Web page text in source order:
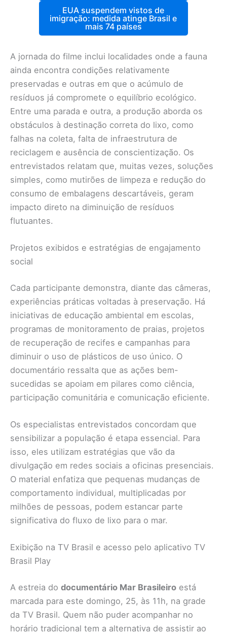
EUA suspendem vistos de
imigração: medida atinge Brasil e
mais 74 países
A jornada do filme inclui localidades onde a fauna
ainda encontra condições relativamente
preservadas e outras em que o acúmulo de
resíduos já compromete o equilíbrio ecológico.
Entre uma parada e outra, a produção aborda os
obstáculos à destinação correta do lixo, como
falhas na coleta, falta de infraestrutura de
reciclagem e ausência de conscientização. Os
entrevistados relatam que, muitas vezes, soluções
simples, como mutirões de limpeza e redução do
consumo de embalagens descartáveis, geram
impacto direto na diminuição de resíduos
flutuantes.
Projetos exibidos e estratégias de engajamento
social
Cada participante demonstra, diante das câmeras,
experiências práticas voltadas à preservação. Há
iniciativas de educação ambiental em escolas,
programas de monitoramento de praias, projetos
de recuperação de recifes e campanhas para
diminuir o uso de plásticos de uso único. O
documentário ressalta que as ações bem-
sucedidas se apoiam em pilares como ciência,
participação comunitária e comunicação eficiente.
Os especialistas entrevistados concordam que
sensibilizar a população é etapa essencial. Para
isso, eles utilizam estratégias que vão da
divulgação em redes sociais a oficinas presenciais.
O material enfatiza que pequenas mudanças de
comportamento individual, multiplicadas por
milhões de pessoas, podem estancar parte
significativa do fluxo de lixo para o mar.
Exibição na TV Brasil e acesso pelo aplicativo TV
Brasil Play
A estreia do documentário Mar Brasileiro está
marcada para este domingo, 25, às 11h, na grade
da TV Brasil. Quem não puder acompanhar no
horário tradicional tem a alternativa de assistir ao